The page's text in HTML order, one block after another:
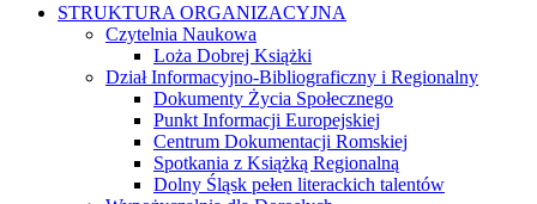
STRUKTURA ORGANIZACYJNA
Czytelnia Naukowa
Loża Dobrej Książki
Dział Informacyjno-Bibliograficzny i Regionalny
Dokumenty Życia Społecznego
Punkt Informacji Europejskiej
Centrum Dokumentacji Romskiej
Spotkania z Książką Regionalną
Dolny Śląsk pełen literackich talentów